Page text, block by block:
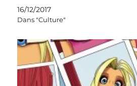
16/12/2017
Dans "Culture"